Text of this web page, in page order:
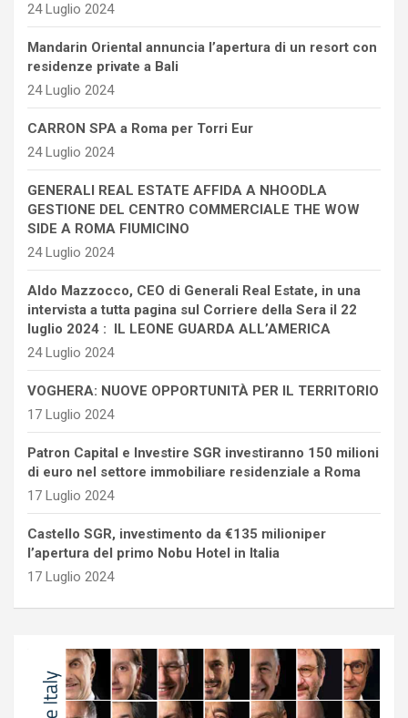
24 Luglio 2024
Mandarin Oriental annuncia l’apertura di un resort con
residenze private a Bali
24 Luglio 2024
CARRON SPA a Roma per Torri Eur
24 Luglio 2024
GENERALI REAL ESTATE AFFIDA A NHOODLA
GESTIONE DEL CENTRO COMMERCIALE THE WOW
SIDE A ROMA FIUMICINO
24 Luglio 2024
Aldo Mazzocco, CEO di Generali Real Estate, in una
intervista a tutta pagina sul Corriere della Sera il 22
luglio 2024 : IL LEONE GUARDA ALL’AMERICA
24 Luglio 2024
VOGHERA: NUOVE OPPORTUNITÀ PER IL TERRITORIO
17 Luglio 2024
Patron Capital e Investire SGR investiranno 150 milioni
di euro nel settore immobiliare residenziale a Roma
17 Luglio 2024
Castello SGR, investimento da €135 milioniper
l’apertura del primo Nobu Hotel in Italia
17 Luglio 2024